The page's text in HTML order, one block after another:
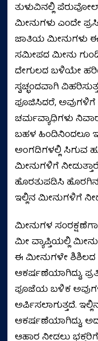
ತುಳುವಿನಲ್ಲಿ
ಮೀನುಗಳು ಎಂದೇ
ಜಾತಿಯ ಮೀನುಗಳು ಈ
ಸಮೀಪದ ಮೀನು
ದೇಗುಲದ ಬಳಿಯೇ
ಸ್ವಚ್ಛಂದವಾಗಿ
ಪೂಜಿಸಿದರೆ, ಅವುಗಳಿಗೆ
ಚರ್ಮವ್ಯಾಧಿಗಳು
ಬಹಳ ಹಿಂದಿನಿಂದಲೂ
ಅಂಗಡಿಗಳಲ್ಲಿ ಸಿಗುವ
ಮೀನುಗಳಿಗೆ
ಹೊರತುಪಡಿಸಿ
ಇಲ್ಲಿನ ಮೀನುಗಳಿಗೆ
ಮೀನುಗಳ
ಮೀ ವ್ಯಾಪ್ತಿಯಲ್ಲಿ
ಈ ಮೀನುಗಳೇ ಶಿಶಿಲದ
ಆಕರ್ಷಣೆಯಾಗಿದ್ದು,
ಪೂಜೆಯ ಬಳಿಕ
ಅರ್ಪಿಸಲಾಗುತ್ತದೆ.
ಆಕರ್ಷಣೆಯಾಗಿದ್ದು,
ಆಹಾರ ನೀಡಲು